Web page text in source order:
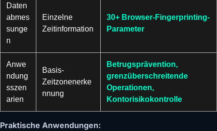
Daten
abmes
sunge
n
Einzelne
Zeitinformation
30+ Browser-Fingerprinting-
Parameter
Anwe
ndung
sszen
arien
Basis-
Zeitzonenerke
nnung
Betrugsprävention,
grenzüberschreitende
Operationen,
Kontorisikokontrolle
Praktische Anwendungen: